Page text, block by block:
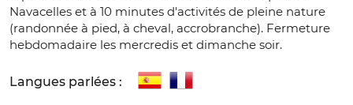
Navacelles et à 10 minutes d'activités de pleine nature
(randonnée à pied, à cheval, accrobranche). Fermeture
hebdomadaire les mercredis et dimanche soir.
Langues parlées :